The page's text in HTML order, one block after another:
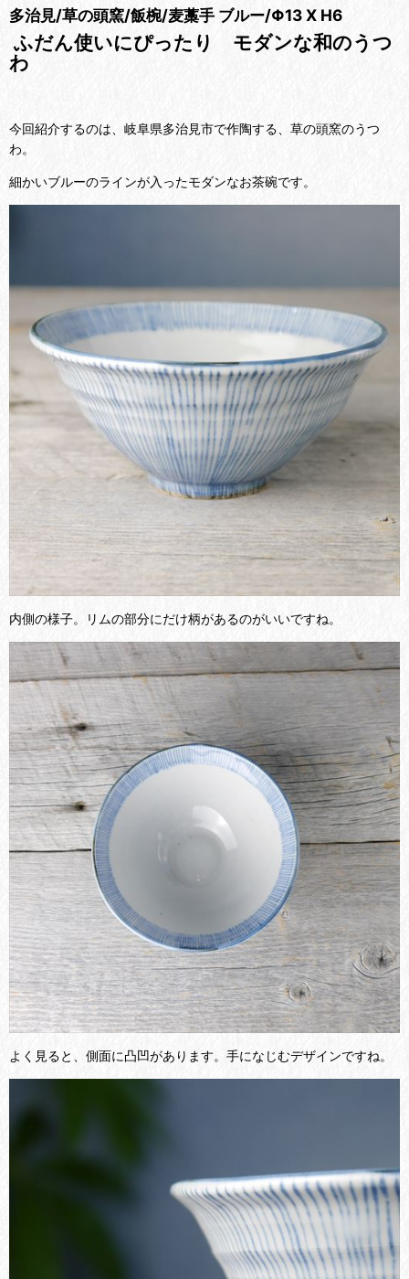
多治見/草の頭窯/飯椀/麦藁手 ブルー/Φ13 X H6
ふだん使いにぴったり モダンな和のうつ
わ
今回紹介するのは、岐阜県多治見市で作陶する、草の頭窯のうつ
わ。
細かいブルーのラインが入ったモダンなお茶碗です。
内側の様子。リムの部分にだけ柄があるのがいいですね。
よく見ると、側面に凸凹があります。手になじむデザインですね。